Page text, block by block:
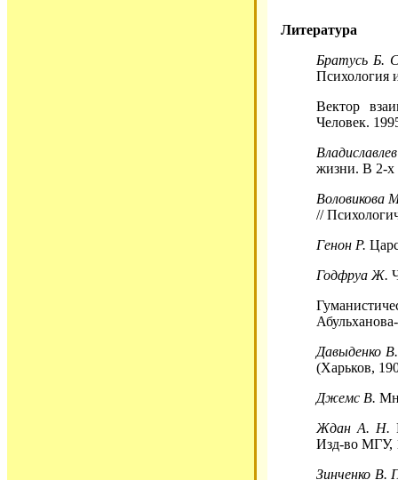
Литература
Братусь Б.
Психология
Вектор
Человек.
жизни. В 2-х
Воловикова
//
Генон Р.
Годфруа Ж.
Давыденко
(Харьков,
Джемс В.
Ждан А. Н.
Изд-во МГУ,
Зинченко В.